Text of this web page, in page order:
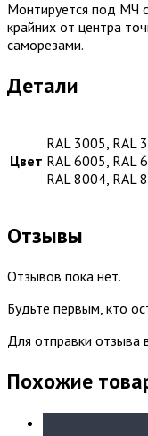
Монтируется под МЧ
крайних от центра
саморезами.
Детали
Цвет
RAL 3005, RAL
RAL 6005, RAL
RAL 8004, RAL
Отзывы
Отзывов пока нет.
Будьте первым, кто
Для отправки
Похожие